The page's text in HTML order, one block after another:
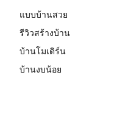
แบบบ้านสวย
รีวิวสร้างบ้าน
บ้านโมเดิร์น
บ้านงบน้อย